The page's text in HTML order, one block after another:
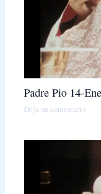
Padre Pio 14-Ene
Deja un comentario